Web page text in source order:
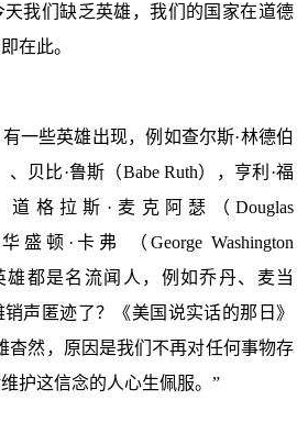
我们缺乏英雄，我们的国家在道德
在此。
一些英雄出现，例如查尔斯·林德伯
、贝比·鲁斯（Babe Ruth），亨利·福
道格拉斯·麦克阿瑟（ Douglas
盛顿·卡弗 （George Washington
都是名流闻人，例如乔丹、麦当
声匿迹了？《美国说实话的那日》
杳然，原因是我们不再对任何事物存
护这信念的人心生佩服。”